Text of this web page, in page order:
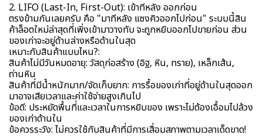
2. LIFO (Last-In, First-Out): เข้าทีหลัง ออกก่อน
ตรงข้ามกันเลยครับ คือ "มาทีหลัง แซงคิวออกไปก่อน" ระบบนี้สิน
ค้าล็อตใหม่ล่าสุดที่เพิ่งเข้ามาวางทับ จะถูกหยิบออกไปขายก่อน ส่วน
ของเก่าจะอยู่ด้านล่างหรือด้านในสุด
เหมาะกับสินค้าแบบไหน?:
สินค้าไม่มีวันหมดอายุ: วัสดุก่อสร้าง (อิฐ, หิน, ทราย), เหล็กเส้น,
ถ่านหิน
สินค้าที่มีน้ำหนักมาก/จัดเก็บยาก: การรื้อของเก่าที่อยู่ด้านในสุดออก
มาอาจเสียเวลาและค่าใช้จ่ายสูงเกินไป
ข้อดี: ประหยัดพื้นที่และเวลาในการหยิบของ เพราะไม่ต้องเอื้อมไปล้วง
ของเก่าด้านใน
ข้อควรระวัง: ไม่ควรใช้กับสินค้าที่มีการเสื่อมสภาพตามเวลาเด็ดขาด!